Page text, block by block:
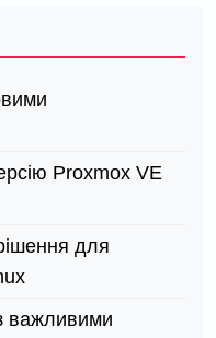
Proxmox VE
для
важливими